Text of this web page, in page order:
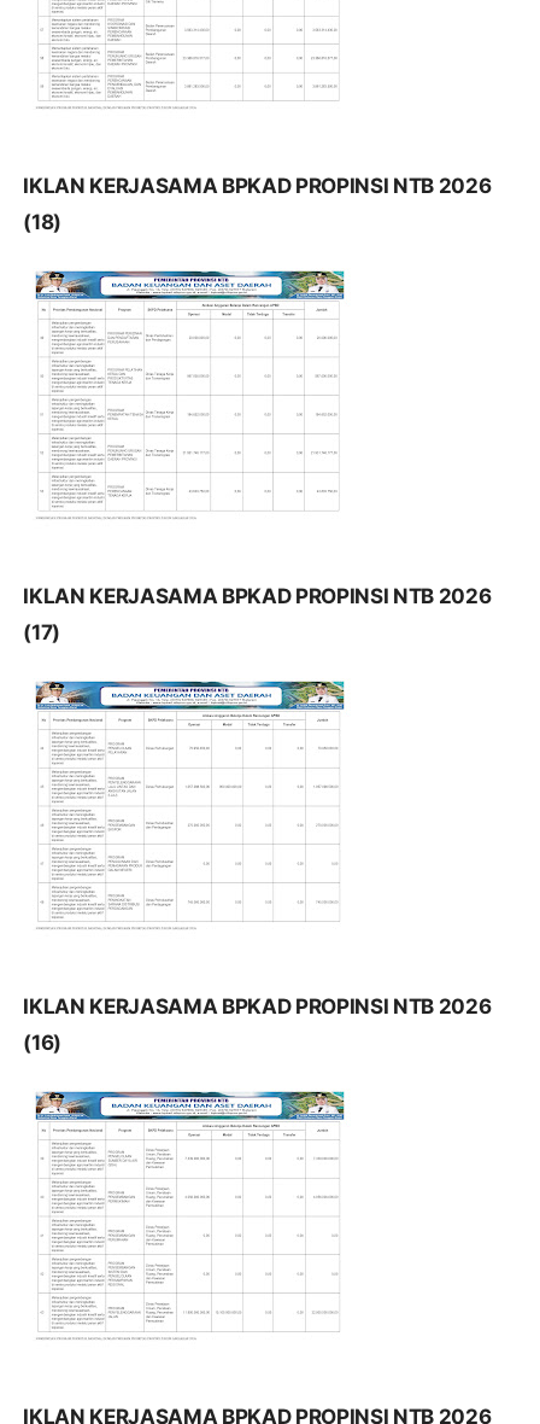
IKLAN KERJASAMA BPKAD PROPINSI NTB 2026
(18)
IKLAN KERJASAMA BPKAD PROPINSI NTB 2026
(17)
IKLAN KERJASAMA BPKAD PROPINSI NTB 2026
(16)
IKLAN KERJASAMA BPKAD PROPINSI NTB 2026